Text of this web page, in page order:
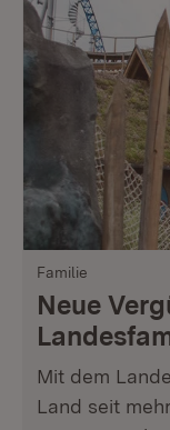
Familie
Neue
Mit dem
Land seit